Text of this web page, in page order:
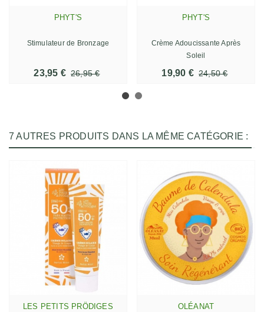
PHYT'S
Stimulateur de Bronzage
23,95 € 26,95 €
PHYT'S
Crème Adoucissante Après
Soleil
19,90 € 24,50 €
7 AUTRES PRODUITS DANS LA MÊME CATÉGORIE :
LES PETITS PRÖDIGES OLÉANAT